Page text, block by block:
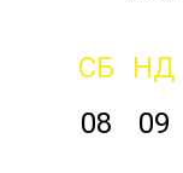
СБ НД
08
09